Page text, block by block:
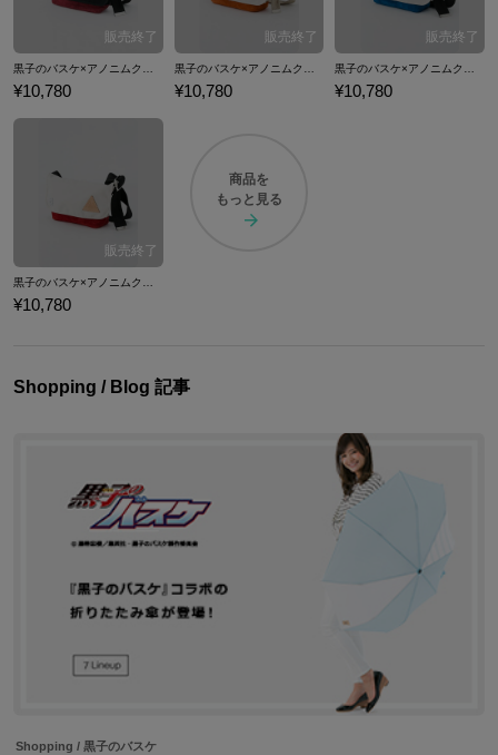
¥10,780 ¥10,780 ¥10,780
黒子のバスケ×アノニムクラフツマンデザイン 誠凛高校 モデル メッセンジャーバッグ バッグ 黒子のバスケ
¥10,780
商品を
もっと見る
Shopping / Blog 記事
Shopping / 黒子のバスケ